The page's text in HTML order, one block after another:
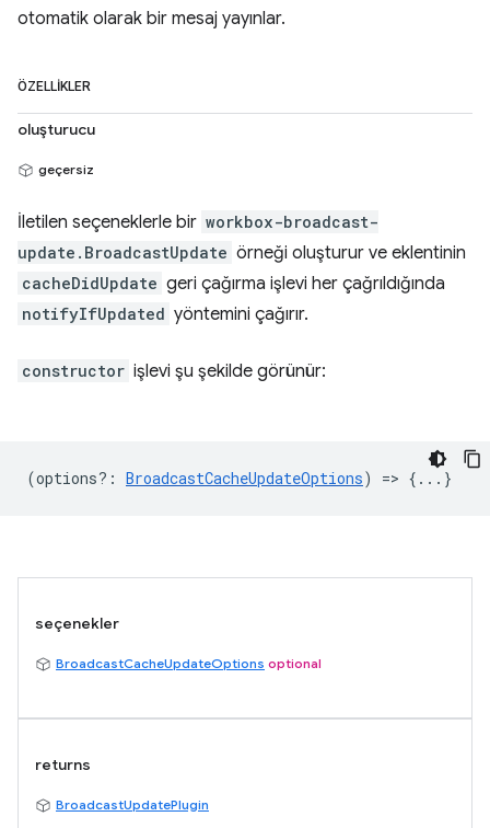
otomatik olarak bir mesaj yayınlar.
ÖZELLIKLER
oluşturucu
geçersiz
İletilen seçeneklerle bir workbox-broadcast-
update.BroadcastUpdate örneği oluşturur ve eklentinin
cacheDidUpdate geri çağırma işlevi her çağrıldığında
notifyIfUpdated yöntemini çağırır.
constructor işlevi şu şekilde görünür:
(options? : BroadcastCacheUpdateOptions) => {...}
seçenekler
BroadcastCacheUpdateOptions optional
returns
BroadcastUpdatePlugin